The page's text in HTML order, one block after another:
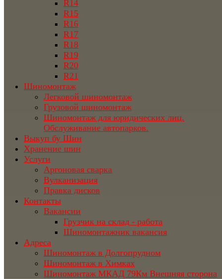
R14
R15
R16
R17
R18
R19
R20
R21
Шиномонтаж
Легковой шиномонтаж
Грузовой шиномонтаж
Шиномонтаж для юридических лиц.
Обслуживание автопарков.
Выкуп бу Шин
Хранение шин
Услуги
Аргоновая сварка
Вулканизация
Правка дисков
Контакты
Вакансии
Грузчик на склад - работа
Шиномонтажник вакансия
Адреса
Шиномонтаж в Долгопрудном
Шиномонтаж в Химках
Шиномонтаж МКАД 79Км Внешняя сторона